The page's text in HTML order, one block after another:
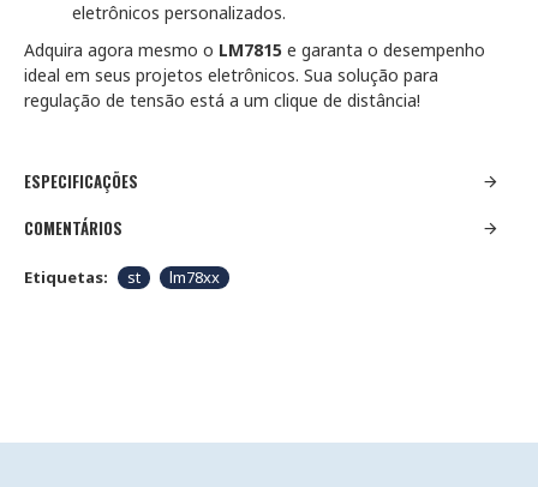
eletrônicos personalizados.
Adquira agora mesmo o LM7815 e garanta o desempenho
ideal em seus projetos eletrônicos. Sua solução para
regulação de tensão está a um clique de distância!
ESPECIFICAÇÕES
COMENTÁRIOS
Etiquetas: st lm78xx